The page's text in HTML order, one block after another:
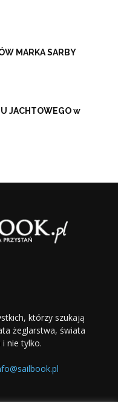
MARKA SARBY
JACHTOWEGO w
którzy szukają
żeglarstwa, świata
nie tylko.